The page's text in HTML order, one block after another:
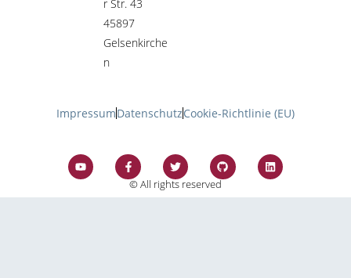
r Str. 43
45897
Gelsenkirche
n
ImpressumDatenschutzCookie-Richtlinie (EU)
© All rights reserved